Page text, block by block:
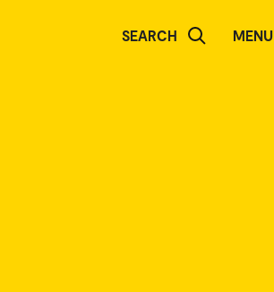
SEARCH MENU